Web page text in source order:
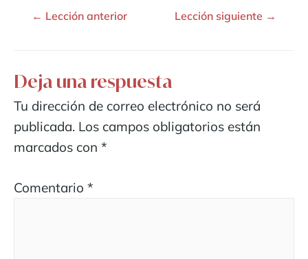
← Lección anterior Lección siguiente →
Deja una respuesta
Tu dirección de correo electrónico no será
publicada. Los campos obligatorios están
marcados con *
Comentario *